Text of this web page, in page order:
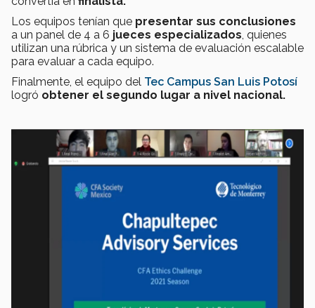
Los equipos tenían que presentar sus conclusiones
a un panel de 4 a 6 jueces especializados , quienes
utilizan una rúbrica y un sistema de evaluación escalable
para evaluar a cada equipo.
Finalmente, el equipo del Tec Campus San Luis Potosí
logró obtener el segundo lugar a nivel nacional.